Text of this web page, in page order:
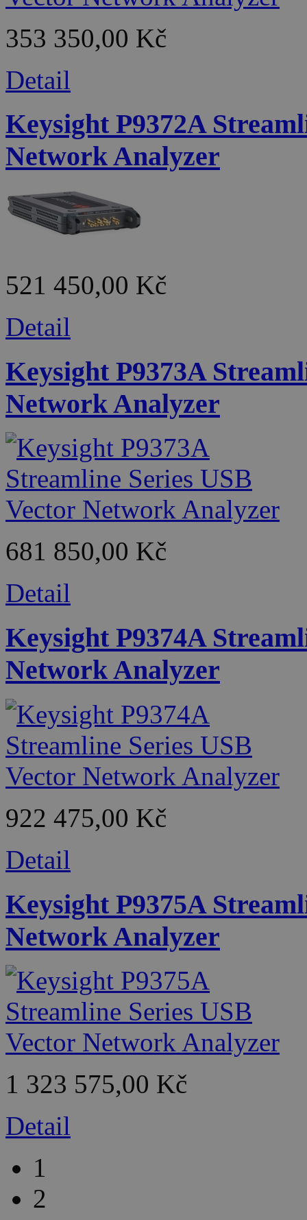
353 350,00 Kč
Detail
Keysight P9372A
Network Analyzer
521 450,00 Kč
Detail
Keysight P9373A
Network Analyzer
681 850,00 Kč
Detail
Keysight P9374A
Network Analyzer
922 475,00 Kč
Detail
Keysight P9375A
Network Analyzer
1 323 575,00 Kč
Detail
1
2